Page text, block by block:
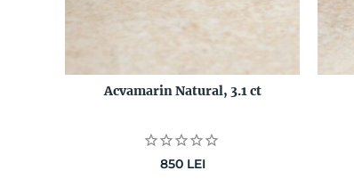
Acvamarin Natural, 3.1 ct
850 LEI